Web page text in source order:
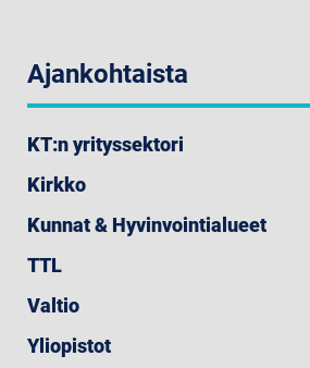
Ajankohtaista
KT:n yrityssektori
Kirkko
Kunnat & Hyvinvointialueet
TTL
Valtio
Yliopistot